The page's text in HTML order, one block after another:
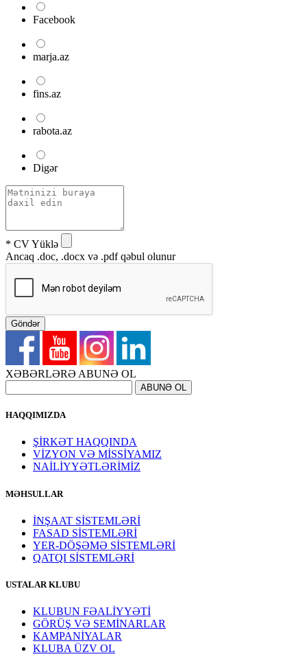
Facebook
marja.az
fins.az
rabota.az
Digər
* CV Yüklə
Ancaq .doc, .docx və .pdf qəbul olunur
Göndər
XƏBƏRLƏRƏ ABUNƏ OL
HAQQIMIZDA
ŞİRKƏT HAQQINDA
VİZYON VƏ MİSSİYAMIZ
NAİLİYYƏTLƏRİMİZ
MƏHSULLAR
İNŞAAT SİSTEMLƏRİ
FASAD SİSTEMLƏRİ
YER-DÖŞƏMƏ SİSTEMLƏRİ
QATQI SİSTEMLƏRİ
USTALAR KLUBU
KLUBUN FƏALİYYƏTİ
GÖRÜŞ VƏ SEMİNARLAR
KAMPANİYALAR
KLUBA ÜZV OL